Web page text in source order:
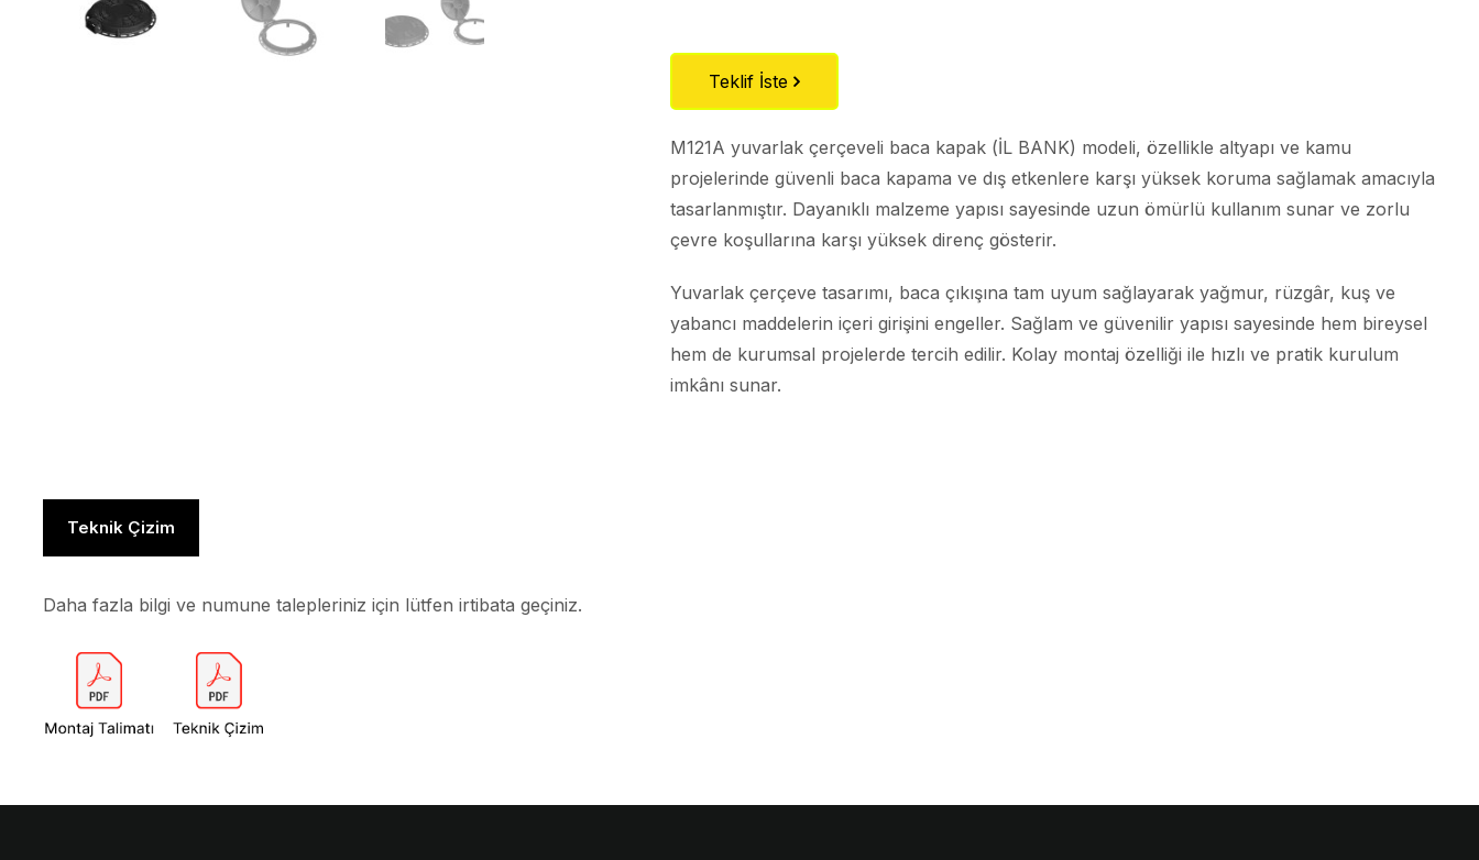
Teklif İste
M121A yuvarlak çerçeveli baca kapak (İL BANK) modeli, özellikle altyapı ve kamu
projelerinde güvenli baca kapama ve dış etkenlere karşı yüksek koruma sağlamak amacıyla
tasarlanmıştır. Dayanıklı malzeme yapısı sayesinde uzun ömürlü kullanım sunar ve zorlu
çevre koşullarına karşı yüksek direnç gösterir.
Yuvarlak çerçeve tasarımı, baca çıkışına tam uyum sağlayarak yağmur, rüzgâr, kuş ve
yabancı maddelerin içeri girişini engeller. Sağlam ve güvenilir yapısı sayesinde hem bireysel
hem de kurumsal projelerde tercih edilir. Kolay montaj özelliği ile hızlı ve pratik kurulum
imkânı sunar.
Teknik Çizim
Daha fazla bilgi ve numune talepleriniz için lütfen irtibata geçiniz.